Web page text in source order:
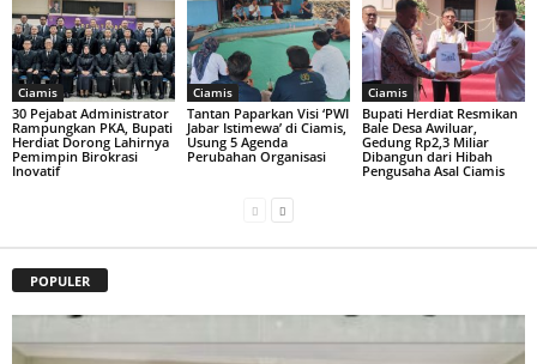
Ciamis
30 Pejabat Administrator
Rampungkan PKA, Bupati
Herdiat Dorong Lahirnya
Pemimpin Birokrasi
Inovatif
Ciamis
Tantan Paparkan Visi ‘PWI
Jabar Istimewa’ di Ciamis,
Usung 5 Agenda
Perubahan Organisasi
Ciamis
Bupati Herdiat Resmikan
Bale Desa Awiluar,
Gedung Rp2,3 Miliar
Dibangun dari Hibah
Pengusaha Asal Ciamis
POPULER